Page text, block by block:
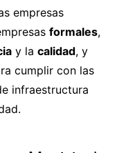
empresas
formales,
y la calidad, y
cumplir con las
infraestructura